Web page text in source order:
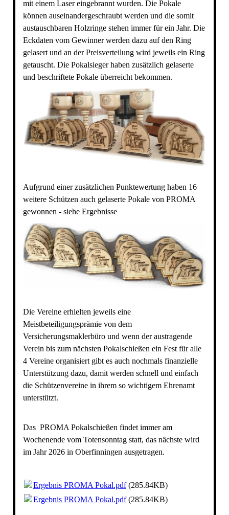
mit einem Laser eingebrannt wurden. Die Pokale
können auseinandergeschraubt werden und die somit
austauschbaren Holzringe stehen immer für ein Jahr. Die
Eckdaten vom Gewinner werden dazu auf den Ring
gelasert und an der Preisverteilung wird jeweils ein Ring
getauscht. Die Pokalsieger haben zusätzlich gelaserte
und beschriftete Pokale überreicht bekommen.
Aufgrund einer zusätzlichen Punktewertung haben 16
weitere Schützen auch gelaserte Pokale von PROMA
gewonnen - siehe Ergebnisse
Die Vereine erhielten jeweils eine
Meistbeteiligungsprämie von dem
Versicherungsmaklerbüro und wenn der austragende
Verein bis zum nächsten Pokalschießen ein Fest für alle
4 Vereine organisiert gibt es auch nochmals finanzielle
Unterstützung dazu, damit werden schnell und einfach
die Schützenvereine in ihrem so wichtigem Ehrenamt
unterstützt.
Das PROMA Pokalschießen findet immer am
Wochenende vom Totensonntag statt, das nächste wird
im Jahr 2026 in Oberfinningen ausgetragen.
Ergebnis PROMA Pokal.pdf(285.84KB)
Ergebnis PROMA Pokal.pdf(285.84KB)